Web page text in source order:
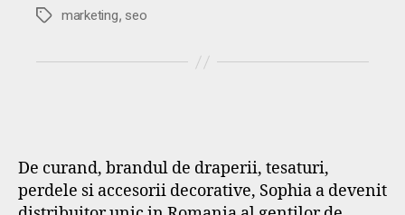
Etichetemarketing, seo
De curand, brandul de draperii, tesaturi,
perdele si accesorii decorative, Sophia a devenit